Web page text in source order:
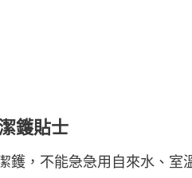
鑊貼士
鑊，不能急急用自來水、室